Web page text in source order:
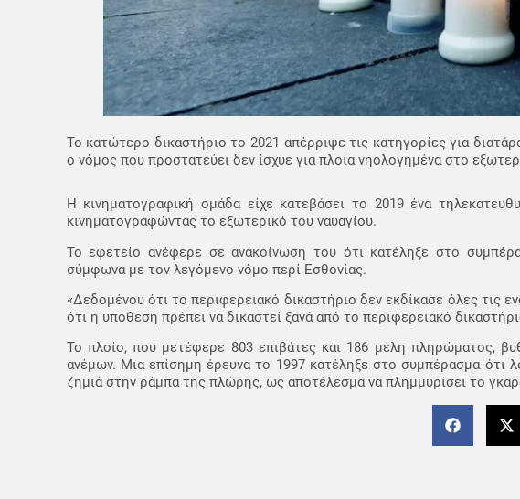
Το κατώτερο δικαστήριο το 2021 απέρριψε τις κατηγορίες για
ο νόμος που προστατεύει δεν ίσχυε για πλοία νηολογημένα στο
Η κινηματογραφική ομάδα είχε κατεβάσει το 2019 ένα
κινηματογραφώντας το εξωτερικό του ναυαγίου.
Το εφετείο ανέφερε σε ανακοίνωσή του ότι κατέληξε στο
σύμφωνα με τον λεγόμενο νόμο περί Εσθονίας.
«Δεδομένου ότι το περιφερειακό δικαστήριο δεν εκδίκασε όλες τις
ότι η υπόθεση πρέπει να δικαστεί ξανά από το περιφερειακό
Το πλοίο, που μετέφερε 803 επιβάτες και 186 μέλη πληρώματος,
ανέμων. Μια επίσημη έρευνα το 1997 κατέληξε στο συμπέρασμα
ζημιά στην ράμπα της πλώρης, ως αποτέλεσμα να πλημμυρίσει το